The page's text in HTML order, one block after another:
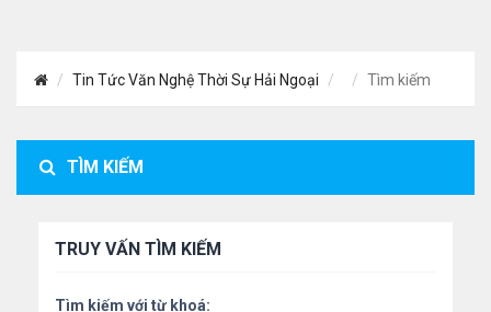
Tin Tức Văn Nghệ Thời Sự Hải Ngoại Tìm kiếm
TÌM KIẾM
TRUY VẤN TÌM KIẾM
Tìm kiếm với từ khoá: